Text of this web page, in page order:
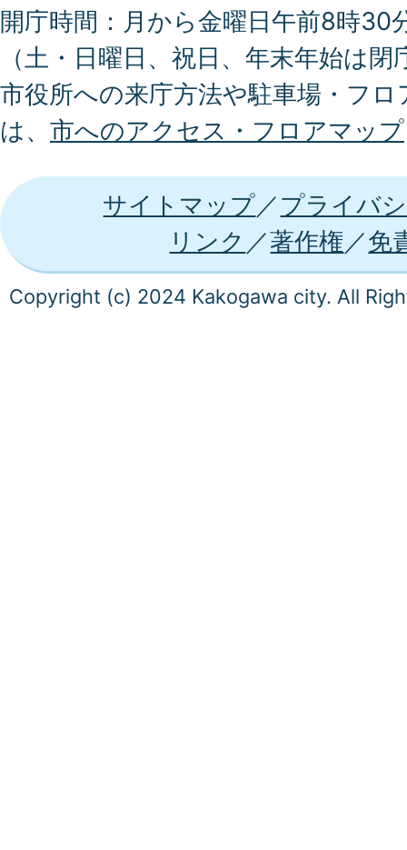
開庁時間：月から金曜日午前8時30
（土・日曜日、祝日、年末年始は閉
市役所への来庁方法や駐車場・フ
は、 市へのアクセス・フロアマップ
サイトマップ
プライバ
リンク
著作権 免
Copyright (c) 2024 Kakogawa city. All